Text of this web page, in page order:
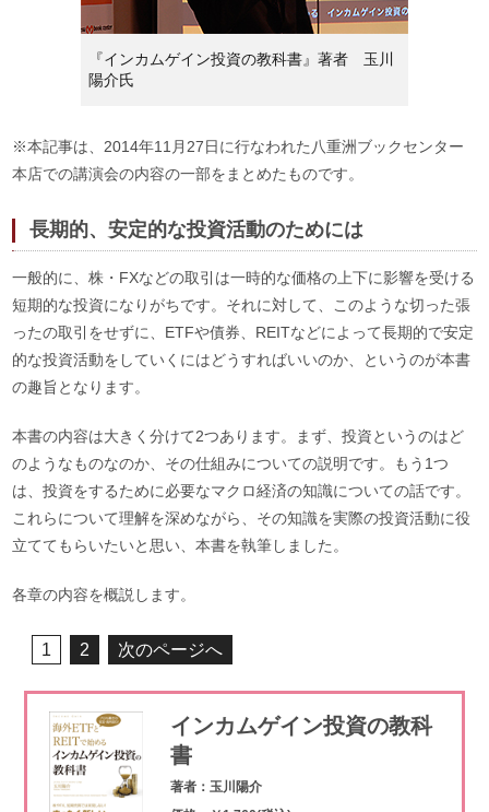
『インカムゲイン投資の教科書』著者 玉川
陽介氏
※本記事は、2014年11月27日に行なわれた八重洲ブックセンター
本店での講演会の内容の一部をまとめたものです。
長期的、安定的な投資活動のためには
一般的に、株・FXなどの取引は一時的な価格の上下に影響を受ける
短期的な投資になりがちです。それに対して、このような切った張
ったの取引をせずに、ETFや債券、REITなどによって長期的で安定
的な投資活動をしていくにはどうすればいいのか、というのが本書
の趣旨となります。
本書の内容は大きく分けて2つあります。まず、投資というのはど
のようなものなのか、その仕組みについての説明です。もう1つ
は、投資をするために必要なマクロ経済の知識についての話です。
これらについて理解を深めながら、その知識を実際の投資活動に役
立ててもらいたいと思い、本書を執筆しました。
各章の内容を概説します。
1 2 次のページへ
インカムゲイン投資の教科
書
著者：玉川陽介